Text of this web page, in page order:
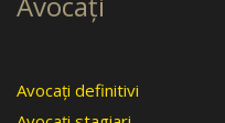
Avocaţi definitivi